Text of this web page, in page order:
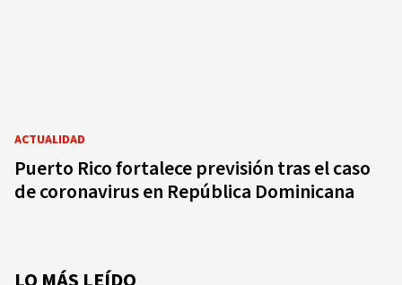
ACTUALIDAD
Puerto Rico fortalece previsión tras el caso
de coronavirus en República Dominicana